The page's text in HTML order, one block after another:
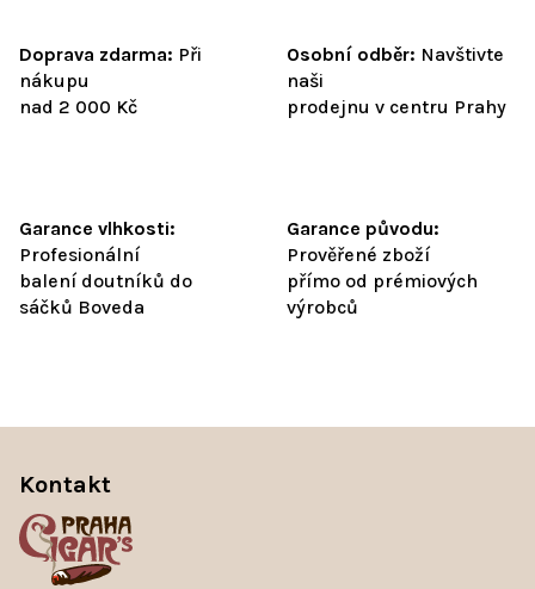
Doprava zdarma: Při
nákupu
nad 2 000 Kč
Osobní odběr: Navštivte
naši
prodejnu v centru Prahy
Garance vlhkosti:
Profesionální
balení doutníků do
sáčků Boveda
Garance původu:
Prověřené zboží
přímo od prémiových
výrobců
Kontakt